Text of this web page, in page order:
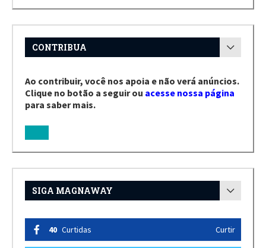
CONTRIBUA
Ao contribuir, você nos apoia e não verá anúncios.
Clique no botão a seguir ou acesse nossa página
para saber mais.
SIGA MAGNAWAY
40 Curtidas Curtir